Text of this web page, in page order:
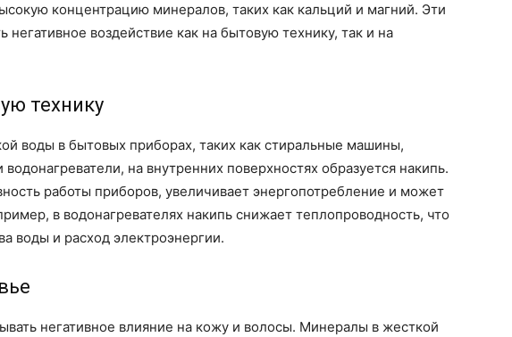
концентрацию минералов, таких как кальций и магний. Эти
негативное воздействие как на бытовую технику, так и на
технику
воды в бытовых приборах, таких как стиральные машины,
на внутренних поверхностях образуется накипь.
работы приборов, увеличивает энергопотребление и может
в водонагревателях накипь снижает теплопроводность, что
воды и расход электроэнергии.
негативное влияние на кожу и волосы. Минералы в жесткой